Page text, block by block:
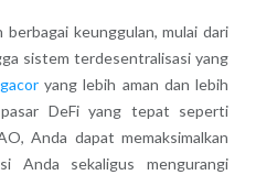
keunggulan, mulai dari
sistem terdesentralisasi yang
yang lebih aman dan lebih
DeFi yang tepat seperti
Anda dapat memaksimalkan
Anda sekaligus mengurangi